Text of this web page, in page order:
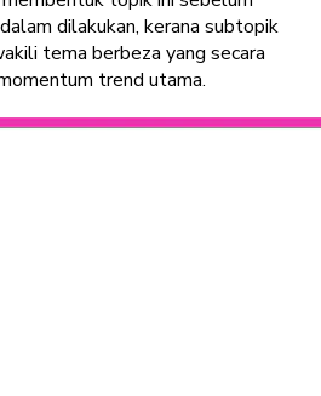
dilakukan, kerana subtopik
tema berbeza yang secara
trend utama.